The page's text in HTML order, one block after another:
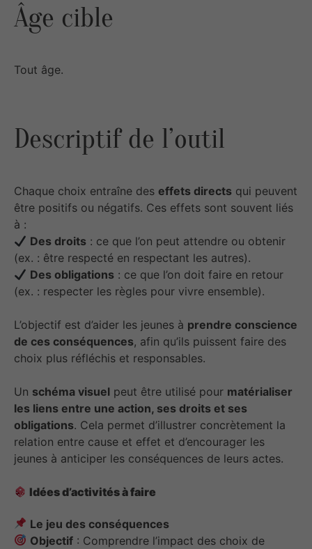
Âge cible
Tout âge.
Descriptif de l’outil
Chaque choix entraîne des effets directs qui peuvent
être positifs ou négatifs. Ces effets sont souvent liés
à :
Des droits : ce que l’on peut attendre ou obtenir
(ex. : être respecté en respectant les autres).
Des obligations : ce que l’on doit faire en retour
(ex. : respecter les règles pour vivre ensemble).
L’objectif est d’aider les jeunes à prendre conscience
de ces conséquences, afin qu’ils puissent faire des
choix plus réfléchis et responsables.
Un schéma visuel peut être utilisé pour matérialiser
les liens entre une action, ses droits et ses
obligations. Cela permet d’illustrer concrètement la
relation entre cause et effet et d’encourager les
jeunes à anticiper les conséquences de leurs actes.
Idées d’activités à faire
Le jeu des conséquences
Objectif : Comprendre l’impact des choix de